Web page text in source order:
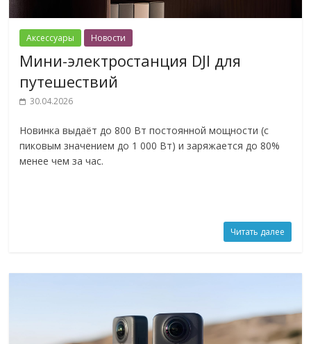
Аксессуары Новости
Мини-электростанция DJI для
путешествий
30.04.2026
Новинка выдаёт до 800 Вт постоянной мощности (с
пиковым значением до 1 000 Вт) и заряжается до 80%
менее чем за час.
Читать далее